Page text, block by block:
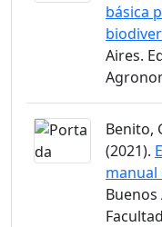
básica
Aires.
Benito,
(2021).
Buenos